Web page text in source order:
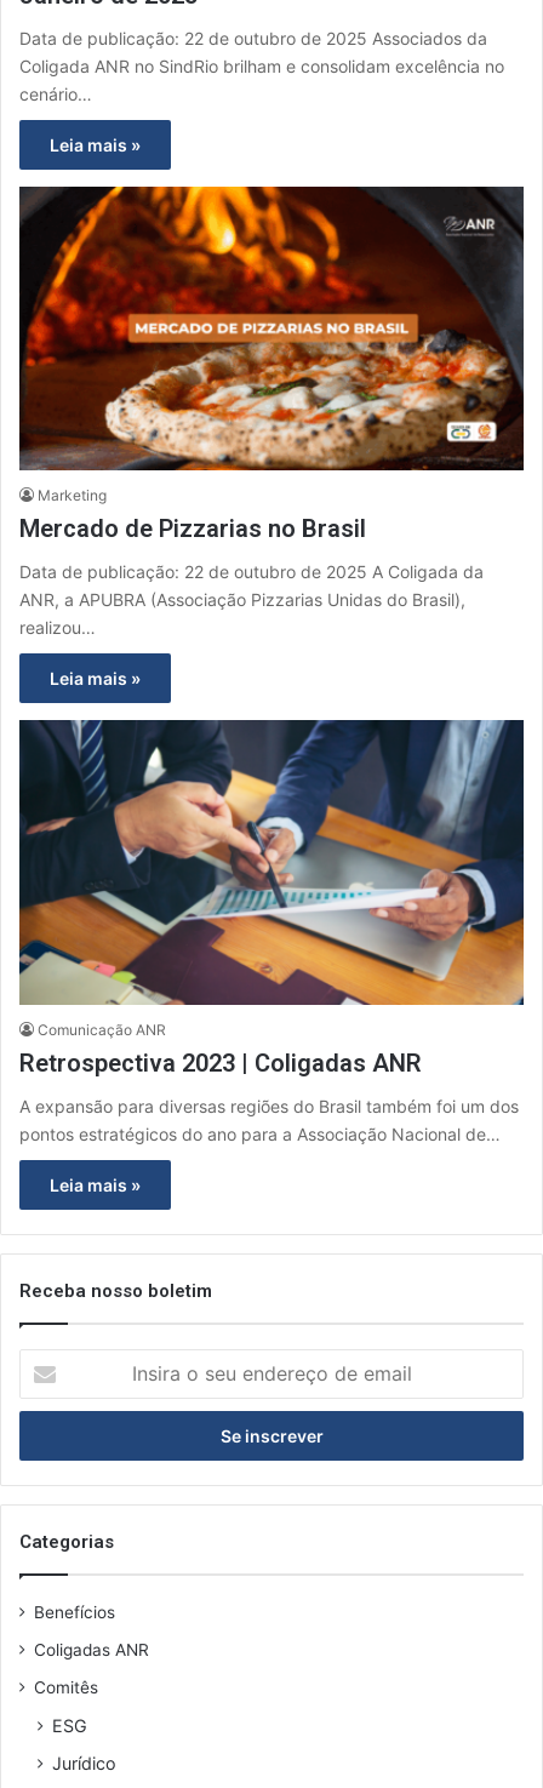
Data de publicação: 22 de outubro de 2025 Associados da
Coligada ANR no SindRio brilham e consolidam excelência no
cenário…
Leia mais »
Marketing
Mercado de Pizzarias no Brasil
Data de publicação: 22 de outubro de 2025 A Coligada da
ANR, a APUBRA (Associação Pizzarias Unidas do Brasil),
realizou…
Leia mais »
Comunicação ANR
Retrospectiva 2023 | Coligadas ANR
A expansão para diversas regiões do Brasil também foi um dos
pontos estratégicos do ano para a Associação Nacional de…
Leia mais »
Receba nosso boletim
s
r
a
s
e
n
e
Categorias
Benefícios
Coligadas ANR
Comitês
ESG
Jurídico